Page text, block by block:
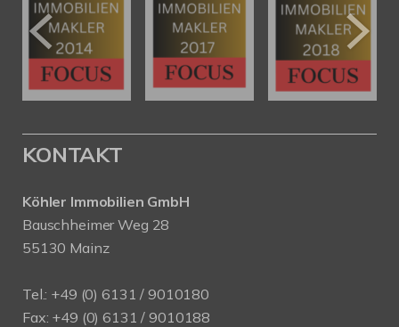
KONTAKT
Köhler Immobilien GmbH
Bauschheimer Weg 28
55130 Mainz
Tel.: +49 (0) 6131 / 9010180
Fax: +49 (0) 6131 / 9010188